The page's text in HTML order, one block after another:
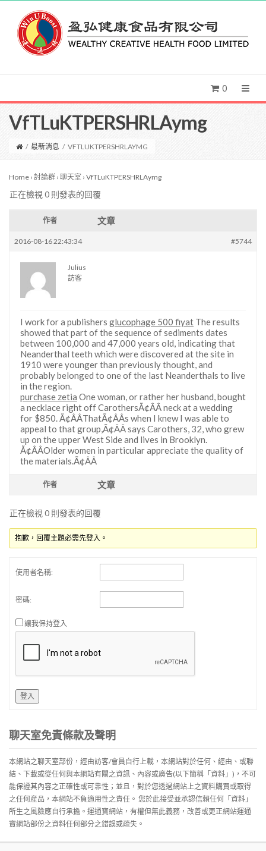
0
VfTLuKTPERSHRLAymg
/ 最新消息 / VFTLUKTPERSHRLAYMG
Home › 討論群 › 聊天室 › VfTLuKTPERSHRLAymg
正在檢視 0 則發表的回覆
作者 文章
2016-08-16 22:43:34 #5744
Julius
訪客
I work for a publishers glucophage 500 fiyat The results
showed that part of the sequence of sediments dates
between 100,000 and 47,000 years old, indicating that
Neanderthal teeth which were discovered at the site in
1910 were younger than previously thought, and
probably belonged to one of the last Neanderthals to live
in the region.
purchase zetia One woman, or rather her husband, bought
a necklace right off CarothersÃ¢ÂÂ neck at a wedding
for $850. Ã¢ÂÂThatÃ¢ÂÂs when I knew I was able to
appeal to that group,Ã¢ÂÂ says Carothers, 32, who grew
up on the upper West Side and lives in Brooklyn.
Ã¢ÂÂOlder women in particular appreciate the quality of
the materials.Ã¢ÂÂ
作者 文章
正在檢視 0 則發表的回覆
抱歉，回覆主題必需先登入。
使用者名稱:
密碼:
讓我保持登入
登入
聊天室免責條款及聲明
本網站之聊天室部份，經由訪客/會員自行上載，本網站對於任何、經由、或聯
結、下載或從任何與本網站有關之資訊、內容或廣告(以下簡稱「資料」)，不可
能保證其內容之正確性或可靠性；並且，對於您透過網站上之資料購買或取得
之任何産品，本網站不負適用性之責任。 您於此接受並承認信賴任何「資料」
所生之風險應自行承擔。運通寶網站，有權但無此義務，改善或更正網站運通
寶網站部份之資料任何部分之錯誤或疏失。